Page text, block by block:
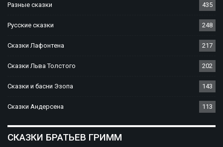
Разные сказки 435
Русские сказки 248
Сказки Лафонтена 217
Сказки Льва Толстого 202
Сказки и басни Эзопа 143
Сказки Андерсена 113
СКАЗКИ БРАТЬЕВ ГРИММ